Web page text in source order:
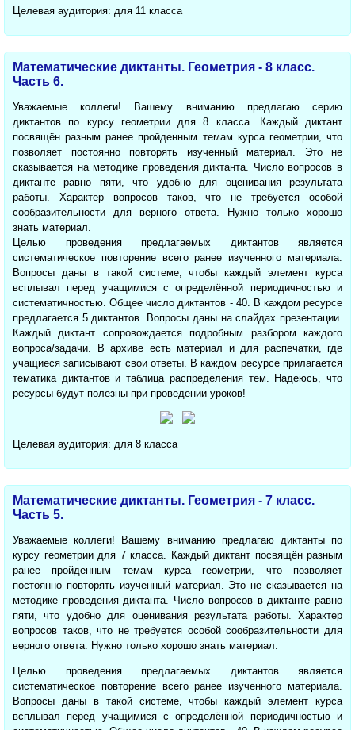
Целевая аудитория: для 11 класса
Математические диктанты. Геометрия - 8 класс.
Часть 6.
Уважаемые коллеги! Вашему вниманию предлагаю серию
диктантов по курсу геометрии для 8 класса. Каждый диктант
посвящён разным ранее пройденным темам курса геометрии, что
позволяет постоянно повторять изученный материал. Это не
сказывается на методике проведения диктанта. Число вопросов в
диктанте равно пяти, что удобно для оценивания результата
работы. Характер вопросов таков, что не требуется особой
сообразительности для верного ответа. Нужно только хорошо
знать материал.
Целью проведения предлагаемых диктантов является
систематическое повторение всего ранее изученного материала.
Вопросы даны в такой системе, чтобы каждый элемент курса
всплывал перед учащимися с определённой периодичностью и
систематичностью. Общее число диктантов - 40. В каждом ресурсе
предлагается 5 диктантов. Вопросы даны на слайдах презентации.
Каждый диктант сопровождается подробным разбором каждого
вопроса/задачи. В архиве есть материал и для распечатки, где
учащиеся записывают свои ответы. В каждом ресурсе прилагается
тематика диктантов и таблица распределения тем. Надеюсь, что
ресурсы будут полезны при проведении уроков!
Целевая аудитория: для 8 класса
Математические диктанты. Геометрия - 7 класс.
Часть 5.
Уважаемые коллеги! Вашему вниманию предлагаю диктанты по
курсу геометрии для 7 класса. Каждый диктант посвящён разным
ранее пройденным темам курса геометрии, что позволяет
постоянно повторять изученный материал. Это не сказывается на
методике проведения диктанта. Число вопросов в диктанте равно
пяти, что удобно для оценивания результата работы. Характер
вопросов таков, что не требуется особой сообразительности для
верного ответа. Нужно только хорошо знать материал.
Целью проведения предлагаемых диктантов является
систематическое повторение всего ранее изученного материала.
Вопросы даны в такой системе, чтобы каждый элемент курса
всплывал перед учащимися с определённой периодичностью и